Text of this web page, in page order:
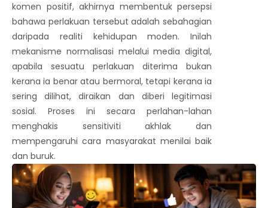
komen positif, akhirnya membentuk persepsi
bahawa perlakuan tersebut adalah sebahagian
daripada realiti kehidupan moden. Inilah
mekanisme normalisasi melalui media digital,
apabila sesuatu perlakuan diterima bukan
kerana ia benar atau bermoral, tetapi kerana ia
sering dilihat, diraikan dan diberi legitimasi
sosial. Proses ini secara perlahan-lahan
menghakis sensitiviti akhlak dan
mempengaruhi cara masyarakat menilai baik
dan buruk.